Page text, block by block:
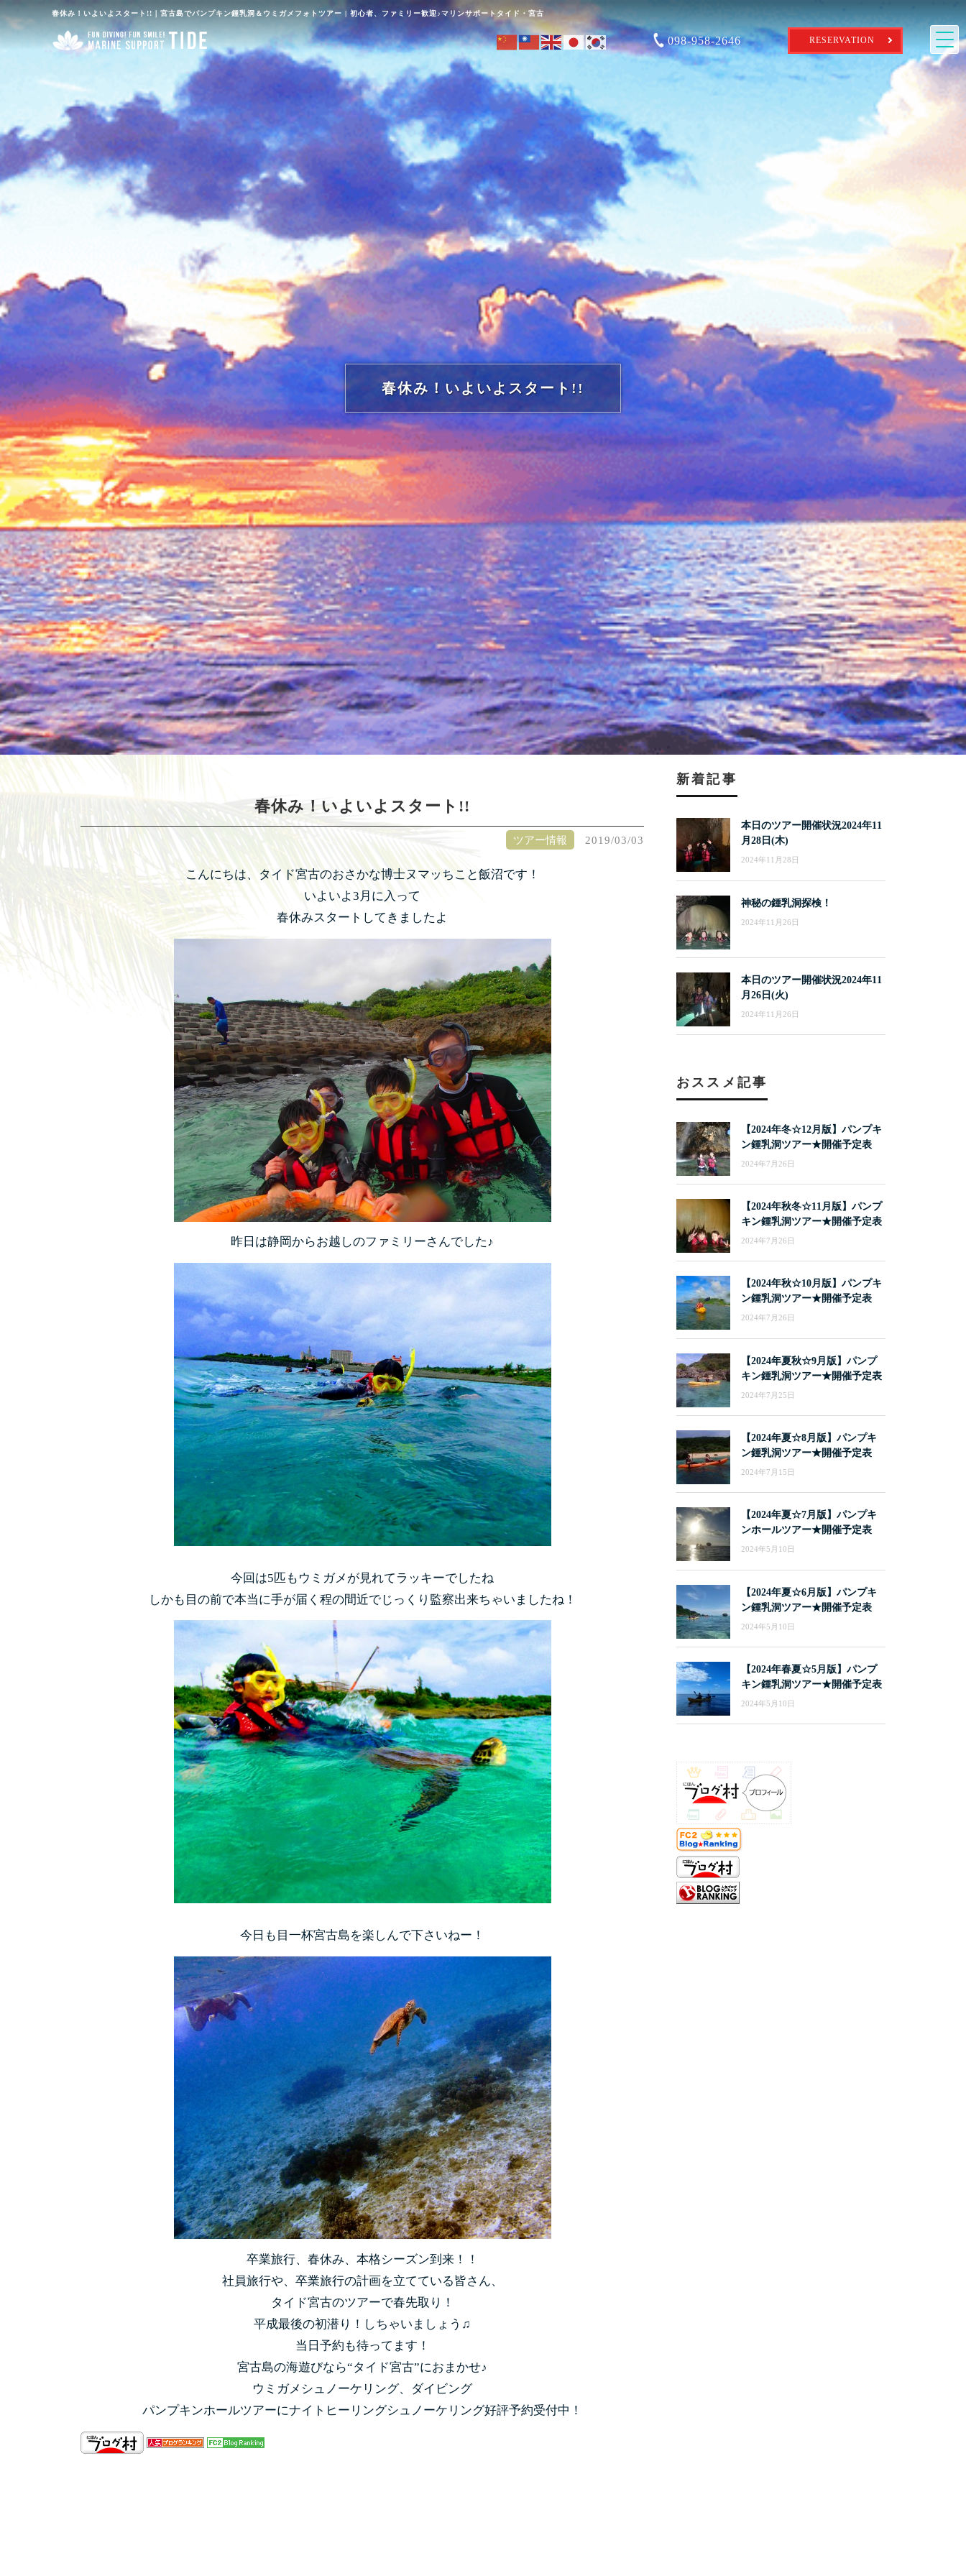
春休み！いよいよスタート!!｜宮古島でパンプキン鍾乳洞＆ウミガメフォトツアー | 初心者、ファミリー歓迎♪マリンサポートタイド・宮古
098-958-2646 RESERVATION
春休み！いよいよスタート!!
春休み！いよいよスタート!!
ツアー情報 2019/03/03
こんにちは、タイド宮古のおさかな博士ヌマッちこと飯沼です！
いよいよ3月に入って
春休みスタートしてきましたよ
昨日は静岡からお越しのファミリーさんでした♪
今回は5匹もウミガメが見れてラッキーでしたね
しかも目の前で本当に手が届く程の間近でじっくり監察出来ちゃいましたね！
今日も目一杯宮古島を楽しんで下さいねー！
卒業旅行、春休み、本格シーズン到来！！
社員旅行や、卒業旅行の計画を立てている皆さん、
タイド宮古のツアーで春先取り！
平成最後の初潜り！しちゃいましょう♫
当日予約も待ってます！
宮古島の海遊びなら“タイド宮古”におまかせ♪
ウミガメシュノーケリング、ダイビング
パンプキンホールツアーにナイトヒーリングシュノーケリング好評予約受付中！
新着記事
本日のツアー開催状況2024年11
月28日(木)
2024年11月28日
神秘の鍾乳洞探検！
2024年11月26日
本日のツアー開催状況2024年11
月26日(火)
2024年11月26日
おススメ記事
【2024年冬☆12月版】パンプキ
ン鍾乳洞ツアー★開催予定表
2024年7月26日
【2024年秋冬☆11月版】パンプ
キン鍾乳洞ツアー★開催予定表
2024年7月26日
【2024年秋☆10月版】パンプキ
ン鍾乳洞ツアー★開催予定表
2024年7月26日
【2024年夏秋☆9月版】パンプ
キン鍾乳洞ツアー★開催予定表
2024年7月25日
【2024年夏☆8月版】パンプキ
ン鍾乳洞ツアー★開催予定表
2024年7月15日
【2024年夏☆7月版】パンプキ
ンホールツアー★開催予定表
2024年5月10日
【2024年夏☆6月版】パンプキ
ン鍾乳洞ツアー★開催予定表
2024年5月10日
【2024年春夏☆5月版】パンプ
キン鍾乳洞ツアー★開催予定表
2024年5月10日